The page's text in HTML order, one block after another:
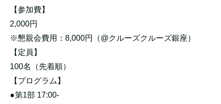
【参加費】
2,000円
※懇親会費用：8,000円（@クルーズクルーズ銀座）
【定員】
100名（先着順）
【プログラム】
●第1部 17:00-